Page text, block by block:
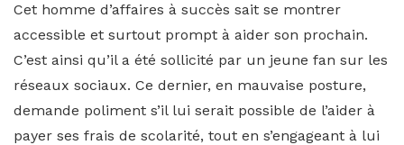
Cet homme d’affaires à succès sait se montrer
accessible et surtout prompt à aider son prochain.
C’est ainsi qu’il a été sollicité par un jeune fan sur les
réseaux sociaux. Ce dernier, en mauvaise posture,
demande poliment s’il lui serait possible de l’aider à
payer ses frais de scolarité, tout en s’engageant à lui